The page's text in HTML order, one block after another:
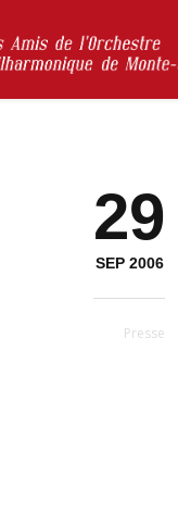
29
SEP 2006
Presse